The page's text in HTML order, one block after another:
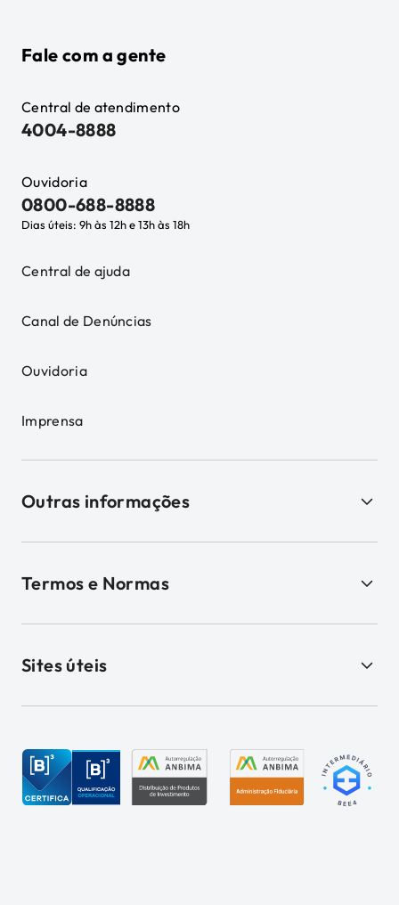
Fale com a gente
Central de atendimento
4004-8888
Ouvidoria
0800-688-8888
Dias úteis: 9h às 12h e 13h às 18h
Central de ajuda
Canal de Denúncias
Ouvidoria
Imprensa
Outras informações
Termos e Normas
Sites úteis